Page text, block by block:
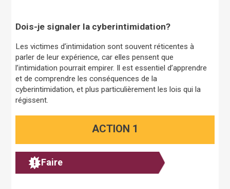
Dois-je signaler la cyberintimidation?
Les victimes d’intimidation sont souvent réticentes à
parler de leur expérience, car elles pensent que
l’intimidation pourrait empirer. Il est essentiel d’apprendre
et de comprendre les conséquences de la
cyberintimidation, et plus particulièrement les lois qui la
régissent.
ACTION 1
Faire